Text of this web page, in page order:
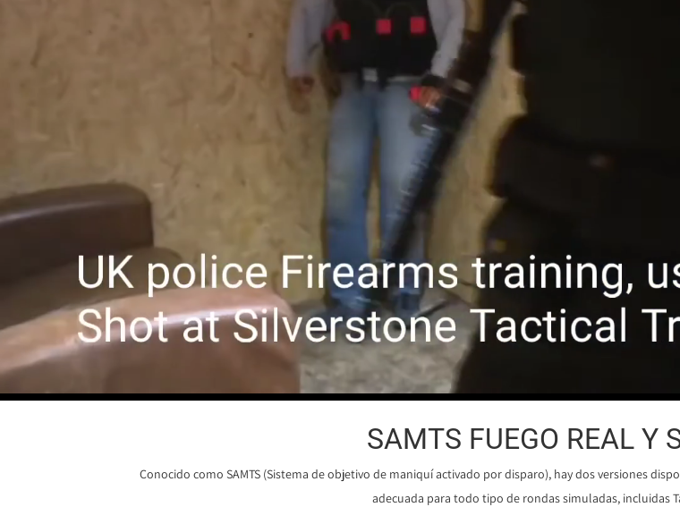
SAMTS FUEGO REAL Y
Conocido como SAMTS (Sistema de objetivo de maniquí activado por disparo), hay dos versiones
adecuada para todo tipo de rondas simuladas, incluidas